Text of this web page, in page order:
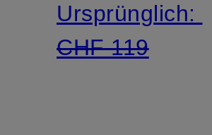
Ursprünglich:
CHF 119